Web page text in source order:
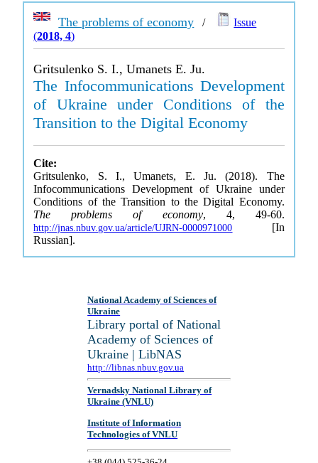
The problems of economy /
Issue
(2018, 4)
Gritsulenko S. I., Umanets E. Ju.
The Infocommunications Development
of Ukraine under Conditions of the
Transition to the Digital Economy
Cite:
Gritsulenko, S. I., Umanets, E. Ju. (2018). The
Infocommunications Development of Ukraine under
Conditions of the Transition to the Digital Economy.
The problems of economy, 4, 49-60.
http://jnas.nbuv.gov.ua/article/UJRN-0000971000 [In
Russian].
National Academy of Sciences of
Ukraine
Library portal of National
Academy of Sciences of
Ukraine | LibNAS
http://libnas.nbuv.gov.ua
Vernadsky National Library of
Ukraine (VNLU)
Institute of Information
Technologies of VNLU